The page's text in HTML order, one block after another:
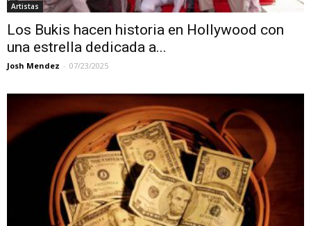
Artistas
Los Bukis hacen historia en Hollywood con
una estrella dedicada a...
Josh Mendez - 07/23/2025